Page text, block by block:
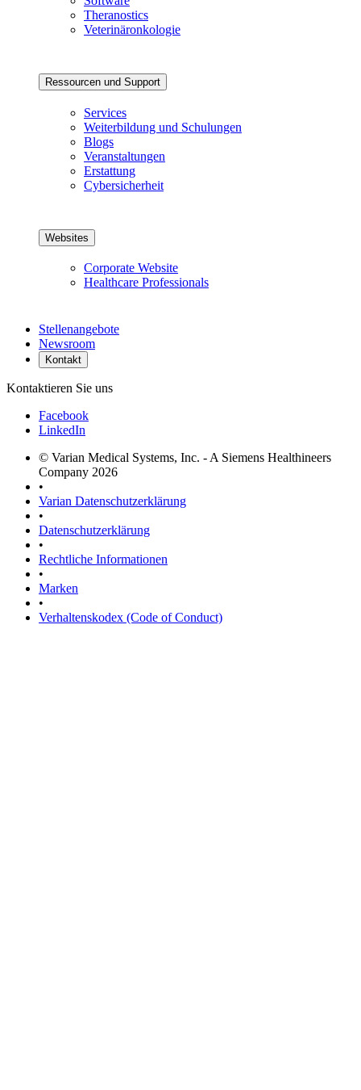
Theranostics
Veterinäronkologie
Ressourcen und Support
Services
Weiterbildung und Schulungen
Blogs
Veranstaltungen
Erstattung
Cybersicherheit
Websites
Corporate Website
Healthcare Professionals
Stellenangebote
Newsroom
Kontakt
Kontaktieren Sie uns
Facebook
LinkedIn
© Varian Medical Systems, Inc. - A Siemens Healthineers
Company 2026
•
Varian Datenschutzerklärung
•
Datenschutzerklärung
•
Rechtliche Informationen
•
Marken
•
Verhaltenskodex (Code of Conduct)